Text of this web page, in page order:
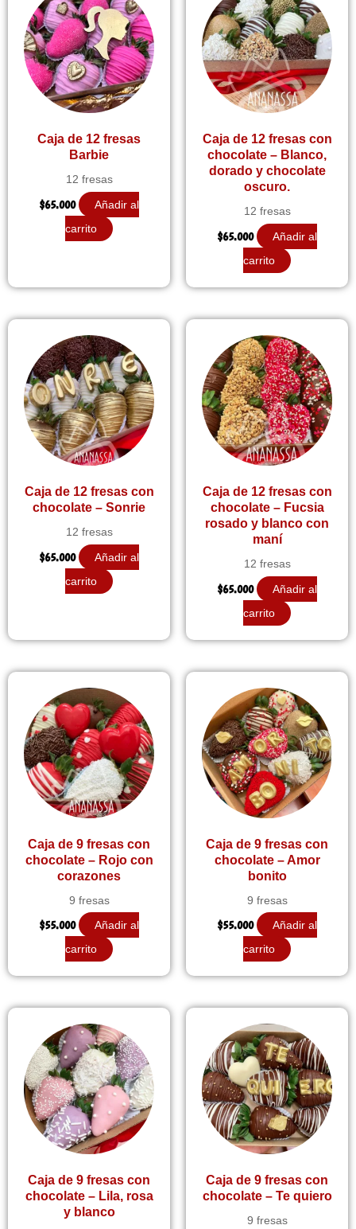
Caja de 12 fresas
Barbie
12 fresas
$65.000
Añadir al
carrito
Caja de 12 fresas con
chocolate – Blanco,
dorado y chocolate
oscuro.
12 fresas
$65.000
Añadir al
carrito
Caja de 12 fresas con
chocolate – Sonrie
12 fresas
$65.000
Añadir al
carrito
Caja de 12 fresas con
chocolate – Fucsia
rosado y blanco con
maní
12 fresas
$65.000
Añadir al
carrito
Caja de 9 fresas con
chocolate – Rojo con
corazones
9 fresas
$55.000
Añadir al
carrito
Caja de 9 fresas con
chocolate – Amor
bonito
9 fresas
$55.000
Añadir al
carrito
Caja de 9 fresas con
chocolate – Lila, rosa
y blanco
Caja de 9 fresas con
chocolate – Te quiero
9 fresas